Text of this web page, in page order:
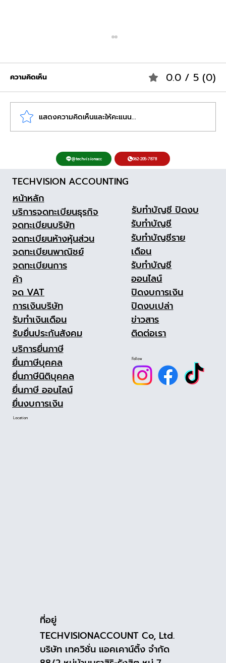
เตรียมตัวก่อนวันสุดท้าย สรุปรายการ
เอกสารที่ต้องใช้ในการยื่นงบการเงิน ให้ครบ
ถ้วนเพื่อธุรกิจที่ราบรื่น
ความคิดเห็น 0.0 / 5 (0)
แสดงความคิดเห็นและให้คะแนน...
@techvisionacc 062-205-7878
TECHVISION ACCOUNTING
หน้าหลัก
บริการจดทะเบียนธุรกิจ
จดทะเบียนบริษัท
จดทะเบียนห้างหุ้นส่วน
จดทะเบียนพาณิชย์
จดทะเบียนการ
ค้า
จด VAT
การเงินบริษัท
รับทำเงินเดือน
รับยื่นประกันสังคม
บริการยื่นภาษี
ยื่นภาษีบุคคล
ยื่นภาษีนิติบุคคล
ยื่นภาษี ออนไลน์
ยื่นงบการเงิน
รับทำบัญชี ปิดงบ
รับทำบัญชี
รับทำบัญชีราย
เดือน
รับทำบัญชี
ออนไลน์
ปิดงบการเงิน
ปิดงบเปล่า
ข่าวสาร
ติดต่อเรา
Follow
Location
ที่อยู่
TECHVISIONACCOUNT Co, Ltd.
บริษัท เทควิชั่น แอคเคาน์ติ้ง จำกัด